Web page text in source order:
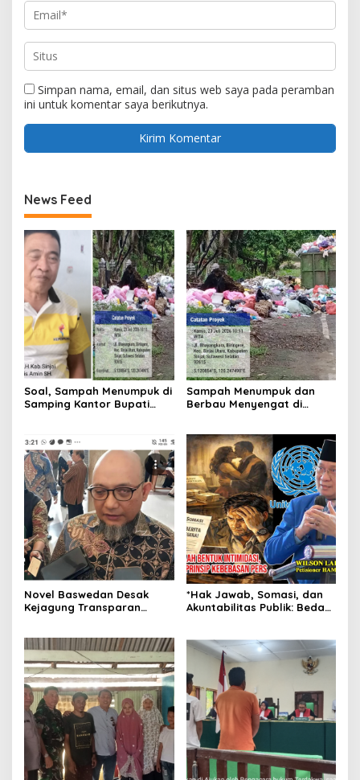
Simpan nama, email, dan situs web saya pada peramban
ini untuk komentar saya berikutnya.
News Feed
Soal, Sampah Menumpuk di
Samping Kantor Bupati
Diangkut
Sampah Menumpuk dan
Berbau Menyengat di
Kenyamanan Warga
Novel Baswedan Desak
Kejagung Transparan
Adriansyah: Jangan
Biarkan Publik Kehilangan
Kepercayaan
*Hak Jawab, Somasi, dan
Akuntabilitas Publik: Bedah
Manoluk, Putri Arum dan
Agung Nugroho*